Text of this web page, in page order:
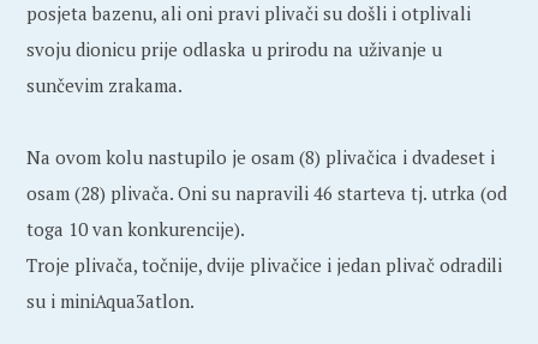
posjeta bazenu, ali oni pravi plivači su došli i otplivali
svoju dionicu prije odlaska u prirodu na uživanje u
sunčevim zrakama.
Na ovom kolu nastupilo je osam (8) plivačica i dvadeset i
osam (28) plivača. Oni su napravili 46 starteva tj. utrka (od
toga 10 van konkurencije).
Troje plivača, točnije, dvije plivačice i jedan plivač odradili
su i miniAqua3atlon.